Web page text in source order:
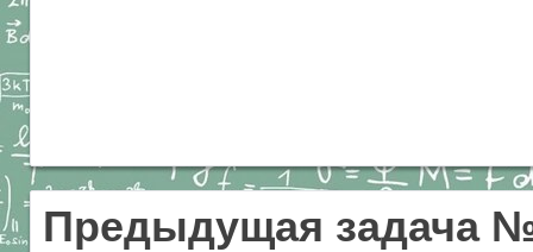
Предыдущая задача